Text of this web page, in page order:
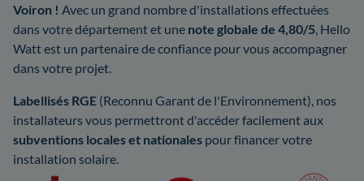
Voiron ! Avec un grand nombre d'installations effectuées
dans votre département et une note globale de 4,80/5 , Hello
Watt est un partenaire de confiance pour vous accompagner
dans votre projet.
Labellisés RGE (Reconnu Garant de l'Environnement), nos
installateurs vous permettront d'accéder facilement aux
subventions locales et nationales pour financer votre
installation solaire.